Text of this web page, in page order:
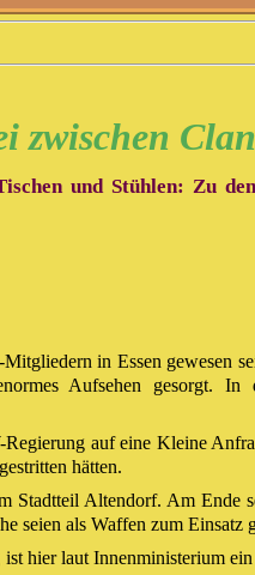
zwischen
und Stühlen: Zu
in Essen gewesen
Aufsehen gesorgt.
auf eine Kleine
hätten.
Altendorf. Am Ende
seien als Waffen zum Einsatz
hier laut Innenministerium